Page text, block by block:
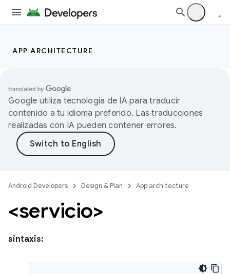
APP ARCHITECTURE
Google utiliza tecnología de IA para traducir
contenido a tu idioma preferido. Las traducciones
realizadas con IA pueden contener errores.
Android Developers Design & Plan App architecture
<servicio>
sintaxis: